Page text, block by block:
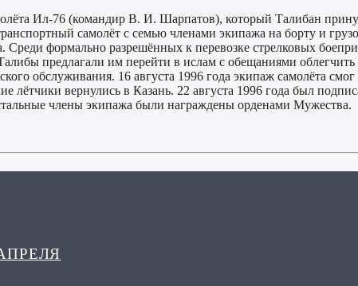
Ил-76 (командир В. И. Шарпатов), который Талибан
самолёт с семью членами экипажа на борту и
Среди формально разрешённых к перевозке стрелковых
предлагали им перейти в ислам с обещаниями
обслуживания. 16 августа 1996 года экипаж самолёта
лётчики вернулись в Казань. 22 августа 1996 года был
члены экипажа были награждены орденами Мужества.